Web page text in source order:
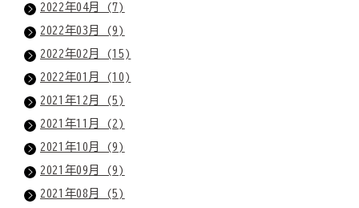
2022年04月 (7)
2022年03月 (9)
2022年02月 (15)
2022年01月 (10)
2021年12月 (5)
2021年11月 (2)
2021年10月 (9)
2021年09月 (9)
2021年08月 (5)